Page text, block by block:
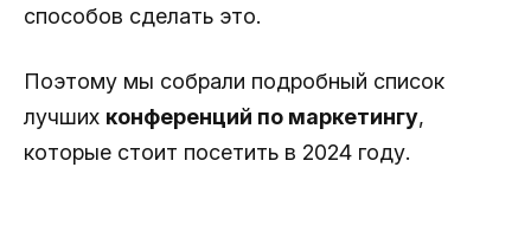
способов сделать это.
Поэтому мы собрали подробный список
лучших конференций по маркетингу,
которые стоит посетить в 2024 году.